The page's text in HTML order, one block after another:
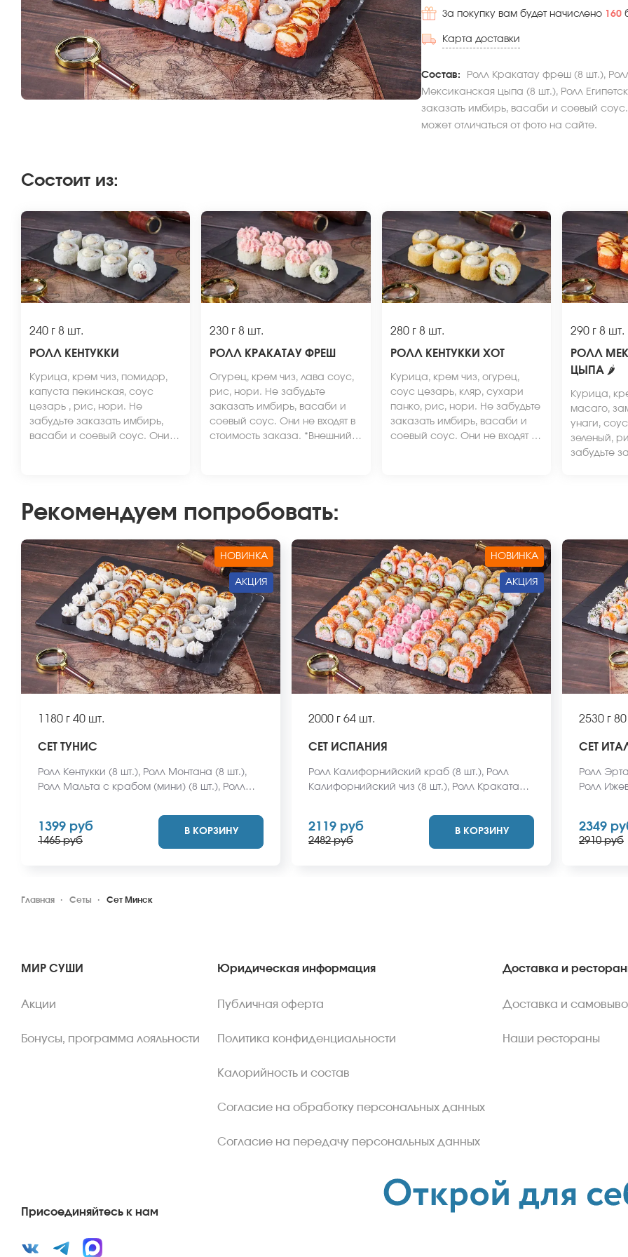
За покупку вам будет начислено 160
Карта доставки
Состав:
Ролл Кракатау фреш (8 шт.),
Мексиканская цыпа (8 шт.), Ролл
заказать имбирь, васаби и соевый
может отличаться от фото на сайте.
Состоит из:
240 г 8 шт.
РОЛЛ КЕНТУККИ
Курица, крем чиз, помидор,
капуста пекинская, соус
цезарь , рис, нори. Не
забудьте заказать имбирь,
васаби и соевый соус. Они
230 г 8 шт.
РОЛЛ КРАКАТАУ ФРЕШ
Огурец, крем чиз, лава соус,
рис, нори. Не забудьте
заказать имбирь, васаби и
соевый соус. Они не входят в
стоимость заказа. *Внешний
280 г8 шт.
РОЛЛ КЕНТУККИ ХОТ
Курица, крем чиз, огурец,
соус цезарь, кляр, сухари
панко, рис, нори. Не забудьте
заказать имбирь, васаби и
соевый соус. Они не входят в
290 г8 шт.
РОЛЛ
ЦЫПА🌶
Курица,
масаго,
унаги,
зеленый,
забудьте
Рекомендуем попробовать:
НОВИНКА
АКЦИЯ
1180 г 40 шт.
СЕТ ТУНИС
Ролл Кентукки (8 шт.), Ролл Монтана (8 шт.),
Ролл Мальта с крабом (мини) (8 шт.), Ролл
курица (8 шт.) *Не забудьте заказать
имбирь, васаби и соевый соус. Они не
входят в стоимость заказа. *Внешний вид
1399 руб
1465 руб
В КОРЗИНУ
НОВИНКА
АКЦИЯ
2000 г 64 шт.
СЕТ ИСПАНИЯ
Ролл Калифорнийский краб (8 шт.), Ролл
Калифорнийский чиз (8 шт.), Ролл Кракатау с
Пермский (8 шт.), Ролл Анапский (8 шт.), Ролл
Макарена (8 шт.), Ролл Бирменский темпура
с креветкой (8 шт.) *Не забудьте заказать
2119 руб
2482 руб
В КОРЗИНУ
2530 г
СЕТ
Ролл
Ролл
Анапский
(8 шт.),
2349
2910 руб
Главная Сеты Сет Минск
МИР СУШИ
Акции
Бонусы, программа лояльности
Юридическая информация
Публичная оферта
Политика конфиденциальности
Калорийность и состав
Согласие на обработку персональных данных
Согласие на передачу персональных данных
Доставка и
Доставка и
Наши рестораны
Присоединяйтесь к нам